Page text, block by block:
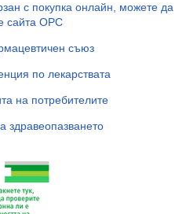
с покупка онлайн, можете да
сайта ОРС
съюз
по лекарствата
на потребителите
здравеопазването